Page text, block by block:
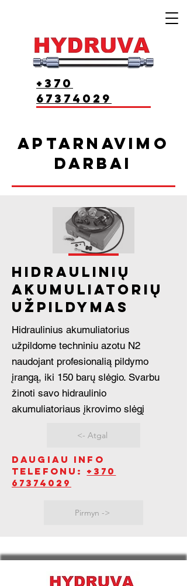
+370
67374029
Aptarnavimo
darbai
Hidraulinių
akumuliatorių
užpildymas
Hidraulinius akumuliatorius
užpildome techniniu azotu N2
naudojant profesionalią pildymo
įrangą, iki 150 barų slėgio. Svarbu
žinoti savo hidraulinio
akumuliatoriaus įkrovimo slėgį
<- Atgal
Daugiau info
telefonu: +370
67374029
Pirmyn ->